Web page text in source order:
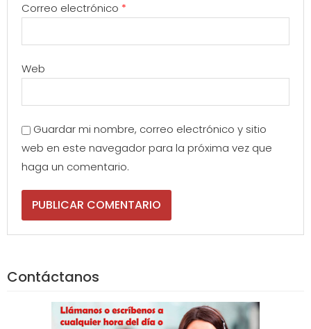
Correo electrónico *
Web
Guardar mi nombre, correo electrónico y sitio
web en este navegador para la próxima vez que
haga un comentario.
Contáctanos